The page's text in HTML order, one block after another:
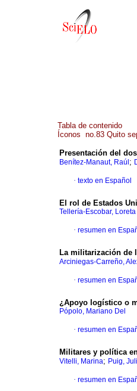
Tabla de contenido
Íconos no.83 Quito
Presentación del
Benítez-Manaut, Raúl ;
· texto en Español
El rol de Estados
Tellería-Escobar, Loreta
· resumen en
La militarización de
Arciniegas-Carreño,
· resumen en
¿Apoyo logístico o
Pópolo, Mariano Del
· resumen en
Militares y política
Vitelli, Marina; Puig,
· resumen en